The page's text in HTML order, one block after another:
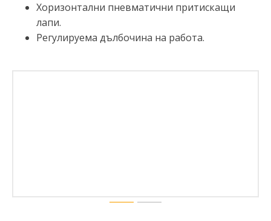
Хоризонтални пневматични притискащи
лапи.
Регулируема дълбочина на работа.